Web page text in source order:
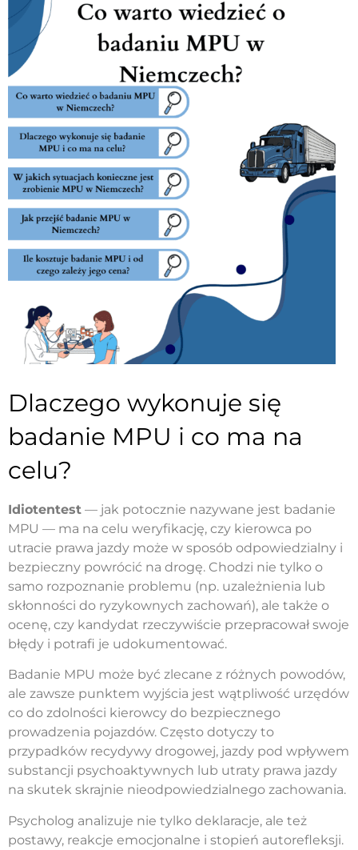
Dlaczego wykonuje się
badanie MPU i co ma na
celu?
Idiotentest — jak potocznie nazywane jest badanie
MPU — ma na celu weryfikację, czy kierowca po
utracie prawa jazdy może w sposób odpowiedzialny i
bezpieczny powrócić na drogę. Chodzi nie tylko o
samo rozpoznanie problemu (np. uzależnienia lub
skłonności do ryzykownych zachowań), ale także o
ocenę, czy kandydat rzeczywiście przepracował swoje
błędy i potrafi je udokumentować.
Badanie MPU może być zlecane z różnych powodów,
ale zawsze punktem wyjścia jest wątpliwość urzędów
co do zdolności kierowcy do bezpiecznego
prowadzenia pojazdów. Często dotyczy to
przypadków recydywy drogowej, jazdy pod wpływem
substancji psychoaktywnych lub utraty prawa jazdy
na skutek skrajnie nieodpowiedzialnego zachowania.
Psycholog analizuje nie tylko deklaracje, ale też
postawy, reakcje emocjonalne i stopień autorefleksji.